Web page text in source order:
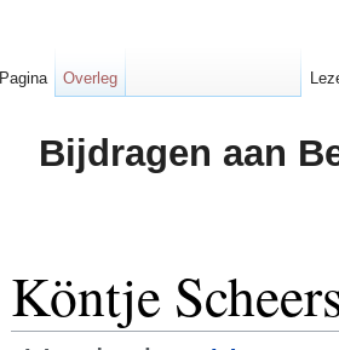
Bijdragen aan
Köntje
Pagina Overleg